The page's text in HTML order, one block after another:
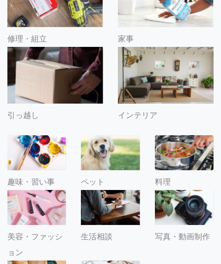
修理・組立 家事
引っ越し インテリア
趣味・習い事 ペット 料理
美容・ファッシ
ョン
生活相談 写真・動画制作